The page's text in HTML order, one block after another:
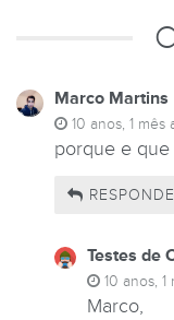
Marco Martins
10 anos, 1 mês
porque e que
Testes de
10 anos, 1
Marco,